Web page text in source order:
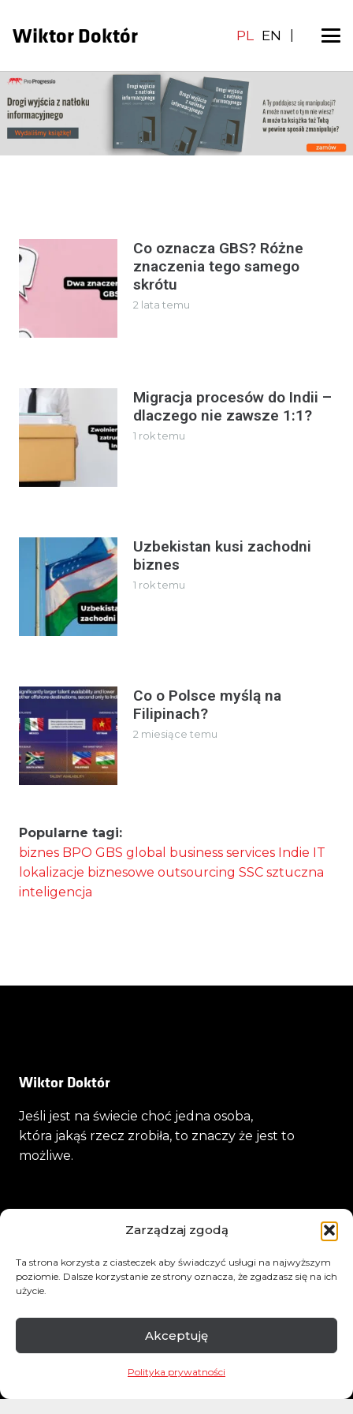
Zarządzaj zgodą
Ta strona korzysta z ciasteczek aby świadczyć usługi na najwyższym
poziomie. Dalsze korzystanie ze strony oznacza, że zgadzasz się na ich
użycie.
Akceptuję
Polityka prywatności
Wiktor Doktór PL EN
Co oznacza GBS? Różne
znaczenia tego samego
skrótu
2 lata temu
Migracja procesów do Indii –
dlaczego nie zawsze 1:1?
1 rok temu
Uzbekistan kusi zachodni
biznes
1 rok temu
Co o Polsce myślą na
Filipinach?
2 miesiące temu
Popularne tagi:
biznes BPO GBS global business services Indie IT
lokalizacje biznesowe outsourcing SSC sztuczna
inteligencja
Wiktor Doktór
Jeśli jest na świecie choć jedna osoba,
która jakąś rzecz zrobiła, to znaczy że jest to
możliwe.
Podcasty Sklep Kontakt